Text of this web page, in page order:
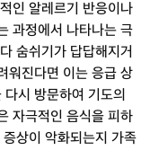
인 알레르기 반응이나
과정에서 나타나는 극
숨쉬기가 답답해지거
워진다면 이는 응급 상
시 방문하여 기도의
자극적인 음식을 피하
상이 악화되는지 가족